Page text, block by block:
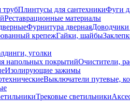
трубПлинтусы для сантехникиФуги
Реставрационные материалы
Фурнитура дверная
крепежГайки, шайбы
уголки
напольных покрытийОчистители,
Изолирующие зажимы
Выключатели путевые,
Трековые светильники